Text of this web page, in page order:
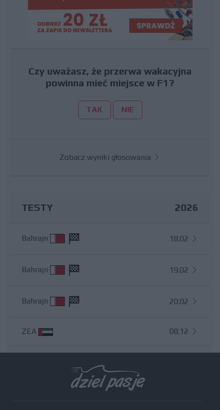
Czy uważasz, że przerwa wakacyjna
powinna mieć miejsce w F1?
TAK NIE
Zobacz wyniki głosowania
TESTY 2026
Bahrajn 18.02
Bahrajn 19.02
Bahrajn 20.02
ZEA 08.12